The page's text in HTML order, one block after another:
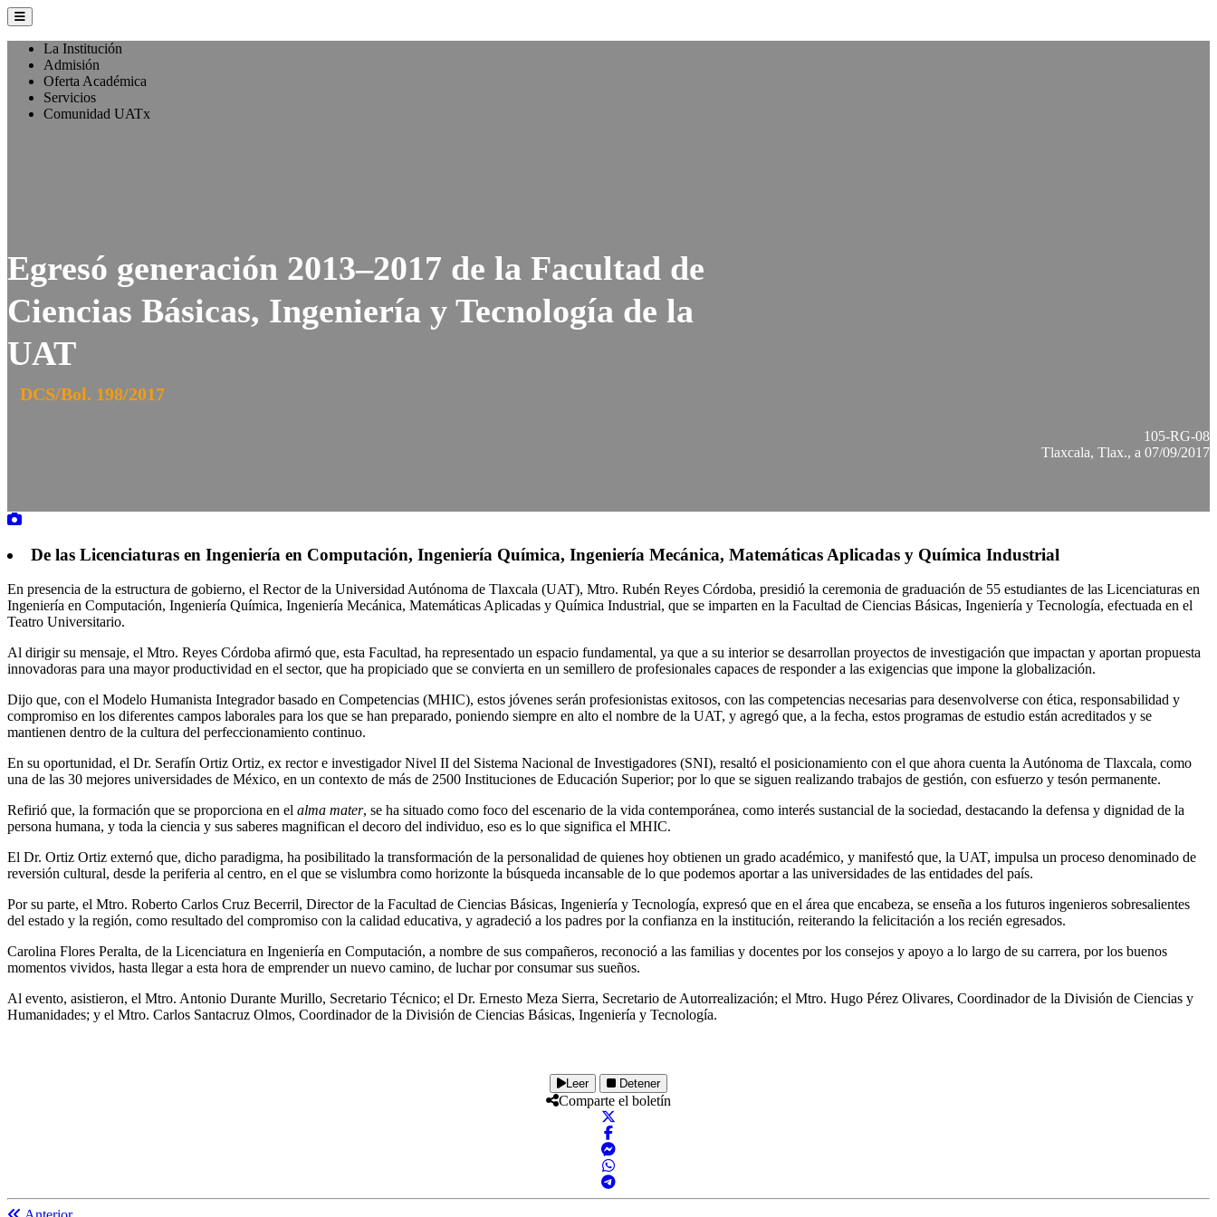
La Institución
Admisión
Oferta Académica
Servicios
Comunidad UATx
Egresó generación 2013–2017 de la Facultad de
Ciencias Básicas, Ingeniería y Tecnología de la
UAT
DCS/Bol. 198/2017
105-RG-08
Tlaxcala, Tlax., a 07/09/2017
De las Licenciaturas en Ingeniería en Computación, Ingeniería Química, Ingeniería Mecánica, Matemáticas Aplicadas y Química Industrial
En presencia de la estructura de gobierno, el Rector de la Universidad Autónoma de Tlaxcala (UAT), Mtro. Rubén Reyes Córdoba, presidió la ceremonia de graduación de 55 estudiantes de las Licenciaturas en
Ingeniería en Computación, Ingeniería Química, Ingeniería Mecánica, Matemáticas Aplicadas y Química Industrial, que se imparten en la Facultad de Ciencias Básicas, Ingeniería y Tecnología, efectuada en el
Teatro Universitario.
Al dirigir su mensaje, el Mtro. Reyes Córdoba afirmó que, esta Facultad, ha representado un espacio fundamental, ya que a su interior se desarrollan proyectos de investigación que impactan y aportan propuesta
innovadoras para una mayor productividad en el sector, que ha propiciado que se convierta en un semillero de profesionales capaces de responder a las exigencias que impone la globalización.
Dijo que, con el Modelo Humanista Integrador basado en Competencias (MHIC), estos jóvenes serán profesionistas exitosos, con las competencias necesarias para desenvolverse con ética, responsabilidad y
compromiso en los diferentes campos laborales para los que se han preparado, poniendo siempre en alto el nombre de la UAT, y agregó que, a la fecha, estos programas de estudio están acreditados y se
mantienen dentro de la cultura del perfeccionamiento continuo.
En su oportunidad, el Dr. Serafín Ortiz Ortiz, ex rector e investigador Nivel II del Sistema Nacional de Investigadores (SNI), resaltó el posicionamiento con el que ahora cuenta la Autónoma de Tlaxcala, como
una de las 30 mejores universidades de México, en un contexto de más de 2500 Instituciones de Educación Superior; por lo que se siguen realizando trabajos de gestión, con esfuerzo y tesón permanente.
Refirió que, la formación que se proporciona en el alma mater, se ha situado como foco del escenario de la vida contemporánea, como interés sustancial de la sociedad, destacando la defensa y dignidad de la
persona humana, y toda la ciencia y sus saberes magnifican el decoro del individuo, eso es lo que significa el MHIC.
El Dr. Ortiz Ortiz externó que, dicho paradigma, ha posibilitado la transformación de la personalidad de quienes hoy obtienen un grado académico, y manifestó que, la UAT, impulsa un proceso denominado de
reversión cultural, desde la periferia al centro, en el que se vislumbra como horizonte la búsqueda incansable de lo que podemos aportar a las universidades de las entidades del país.
Por su parte, el Mtro. Roberto Carlos Cruz Becerril, Director de la Facultad de Ciencias Básicas, Ingeniería y Tecnología, expresó que en el área que encabeza, se enseña a los futuros ingenieros sobresalientes
del estado y la región, como resultado del compromiso con la calidad educativa, y agradeció a los padres por la confianza en la institución, reiterando la felicitación a los recién egresados.
Carolina Flores Peralta, de la Licenciatura en Ingeniería en Computación, a nombre de sus compañeros, reconoció a las familias y docentes por los consejos y apoyo a lo largo de su carrera, por los buenos
momentos vividos, hasta llegar a esta hora de emprender un nuevo camino, de luchar por consumar sus sueños.
Al evento, asistieron, el Mtro. Antonio Durante Murillo, Secretario Técnico; el Dr. Ernesto Meza Sierra, Secretario de Autorrealización; el Mtro. Hugo Pérez Olivares, Coordinador de la División de Ciencias y
Humanidades; y el Mtro. Carlos Santacruz Olmos, Coordinador de la División de Ciencias Básicas, Ingeniería y Tecnología.
Leer Detener
Comparte el boletín